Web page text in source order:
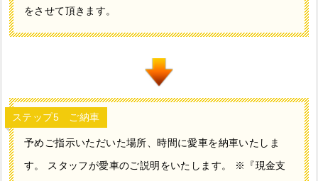
をさせて頂きます。
ステップ5 ご納車
予めご指示いただいた場所、時間に愛車を納車いたしま
す。 スタッフが愛車のご説明をいたします。 ※『現金支